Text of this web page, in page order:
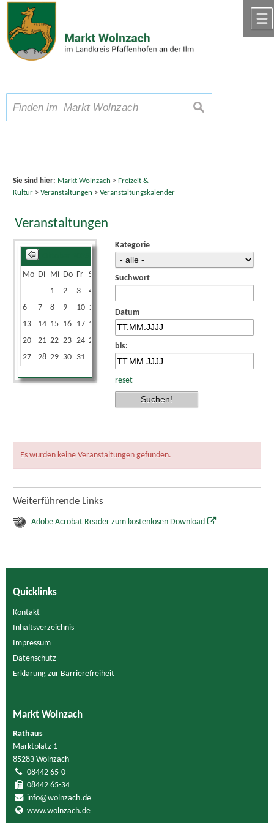
Zum Inhalt,zur Navigation
Schriftgröße A A A suchen
Sie sind hier: Markt Wolnzach > Freizeit &
Kultur> Veranstaltungen > Veranstaltungskalender
Veranstaltungen
Mo Di Mi Do Fr Sa
1
2 3 4
6
7 8 9 10 11
13
14 15 16 17 18
20
21 22 23 24 25
27
28 29 30 31
Kategorie
Suchwort
Datum
bis:
reset
Es wurden keine Veranstaltungen gefunden.
Weiterführende Links
Adobe Acrobat Reader zum kostenlosen Download
Quicklinks
Kontakt
Inhaltsverzeichnis
Impressum
Datenschutz
Erklärung zur Barrierefreiheit
Markt Wolnzach
Rathaus
Marktplatz 1
85283 Wolnzach
08442 65-0
08442 65-34
info@wolnzach.de
www.wolnzach.de